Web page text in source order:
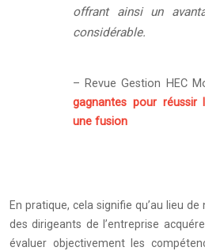
offrant ainsi un
considérable.
– Revue Gestion HEC
gagnantes pour réussir
une fusion
En pratique, cela signifie qu’au lieu
des dirigeants de l’entreprise
évaluer objectivement les